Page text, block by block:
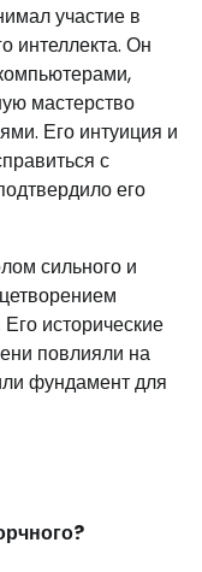
участие в
интеллекта. Он
мастерство
Его интуиция и
с
его
сильного и
исторические
повлияли на
фундамент для